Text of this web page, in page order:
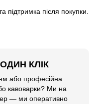
підтримка після покупки.
КЛІК
або професійна
кавоварки? Ми на
— ми оперативно